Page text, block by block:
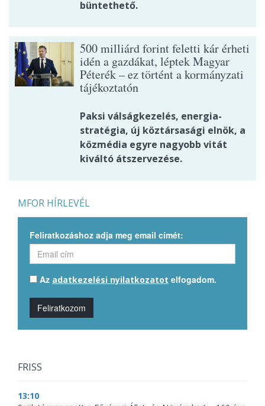
büntethető.
500 milliárd forint feletti kár érheti
idén a gazdákat, léptek Magyar
Péterék – ez történt a kormányzati
tájékoztatón
Paksi válságkezelés, energia-
stratégia, új köztársasági elnök, a
közmédia egyre nagyobb vitát
kiváltó átszervezése.
MFOR HÍRLEVÉL
Feliratkozáshoz adja meg email címét:
Az adatkezelési nyilatkozatot elfogadom.
Feliratkozom
FRISS
13:10